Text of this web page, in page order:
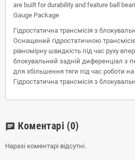
are built for durability and feature ball
Gauge Package
Гідростатична трансмісія з
Оснащений гідростатичною
рівномірну швидкість під час руху
блокувальний задній диференціал з
для збільшення тяги під час роботи на
Гідростатична трансмісія з
chat Коментарі (0)
Наразі коментарі відсутні.